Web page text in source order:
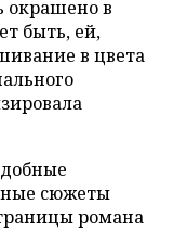
окрашено в
быть, ей,
в цвета
сюжеты
романа